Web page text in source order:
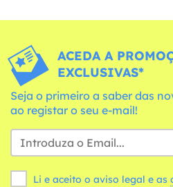
ACEDA A
EXCLUSIVAS*
Seja o primeiro a saber das
ao registar o seu e-mail!
Li e aceito o aviso legal e as